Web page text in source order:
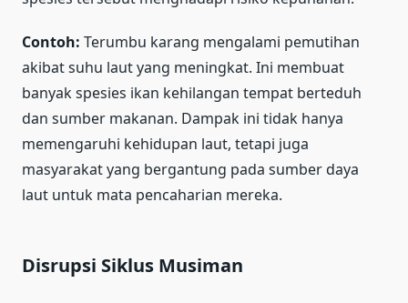
Contoh: Terumbu karang mengalami pemutihan
akibat suhu laut yang meningkat. Ini membuat
banyak spesies ikan kehilangan tempat berteduh
dan sumber makanan. Dampak ini tidak hanya
memengaruhi kehidupan laut, tetapi juga
masyarakat yang bergantung pada sumber daya
laut untuk mata pencaharian mereka.
Disrupsi Siklus Musiman